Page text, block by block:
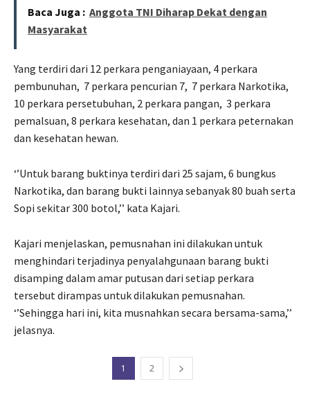
Baca Juga : Anggota TNI Diharap Dekat dengan
Masyarakat
Yang terdiri dari 12 perkara penganiayaan, 4 perkara
pembunuhan, 7 perkara pencurian 7, 7 perkara Narkotika,
10 perkara persetubuhan, 2 perkara pangan, 3 perkara
pemalsuan, 8 perkara kesehatan, dan 1 perkara peternakan
dan kesehatan hewan.
‘’Untuk barang buktinya terdiri dari 25 sajam, 6 bungkus
Narkotika, dan barang bukti lainnya sebanyak 80 buah serta
Sopi sekitar 300 botol,’’ kata Kajari.
Kajari menjelaskan, pemusnahan ini dilakukan untuk
menghindari terjadinya penyalahgunaan barang bukti
disamping dalam amar putusan dari setiap perkara
tersebut dirampas untuk dilakukan pemusnahan.
‘’Sehingga hari ini, kita musnahkan secara bersama-sama,’’
jelasnya.
1 2